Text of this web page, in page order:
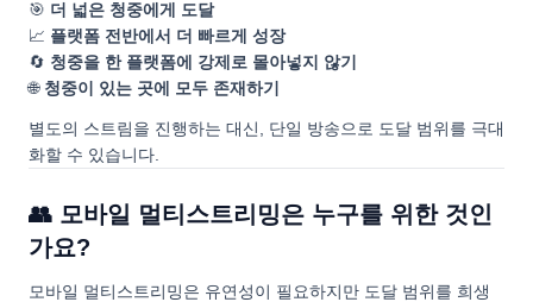
🎯 더 넓은 청중에게 도달
📈 플랫폼 전반에서 더 빠르게 성장
🔄 청중을 한 플랫폼에 강제로 몰아넣지 않기
🌐 청중이 있는 곳에 모두 존재하기
별도의 스트림을 진행하는 대신, 단일 방송으로 도달 범위를 극대
화할 수 있습니다.
👥 모바일 멀티스트리밍은 누구를 위한 것인
가요?
모바일 멀티스트리밍은 유연성이 필요하지만 도달 범위를 희생